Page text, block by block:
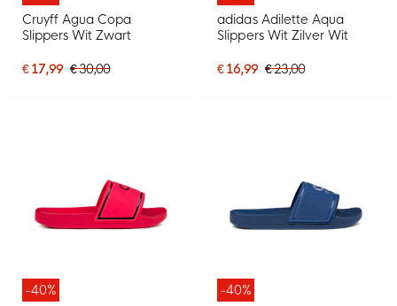
Cruyff Agua Copa
Slippers Wit Zwart
€ 17,99 € 30,00
adidas Adilette Aqua
Slippers Wit Zilver Wit
€ 16,99 € 23,00
-40%
-40%